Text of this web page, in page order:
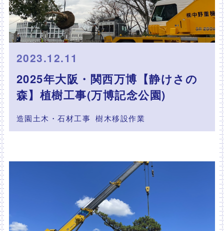
2025年大阪・関西万博【静けさの
森】植樹工事(万博記念公園)
2023.12.11
造園土木・石材工事 樹木移設作業